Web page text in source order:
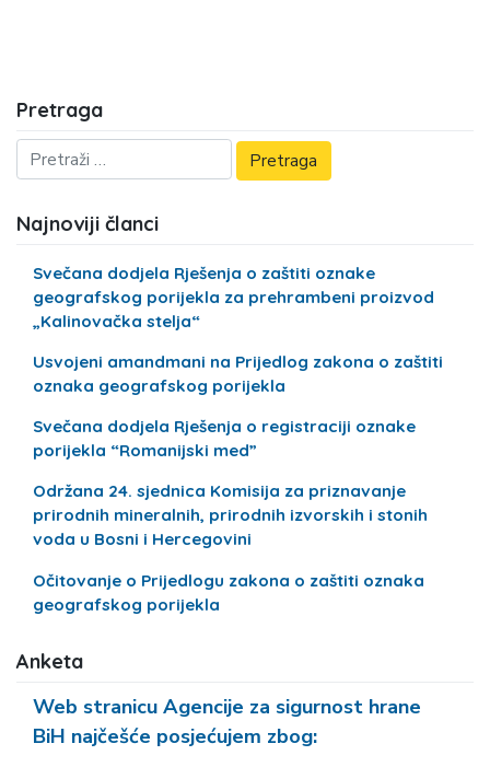
Pretraga
Najnoviji članci
Svečana dodjela Rješenja o zaštiti oznake
geografskog porijekla za prehrambeni proizvod
„Kalinovačka stelja“
Usvojeni amandmani na Prijedlog zakona o zaštiti
oznaka geografskog porijekla
Svečana dodjela Rješenja o registraciji oznake
porijekla “Romanijski med”
Održana 24. sjednica Komisija za priznavanje
prirodnih mineralnih, prirodnih izvorskih i stonih
voda u Bosni i Hercegovini
Očitovanje o Prijedlogu zakona o zaštiti oznaka
geografskog porijekla
Anketa
Web stranicu Agencije za sigurnost hrane
BiH najčešće posjećujem zbog: